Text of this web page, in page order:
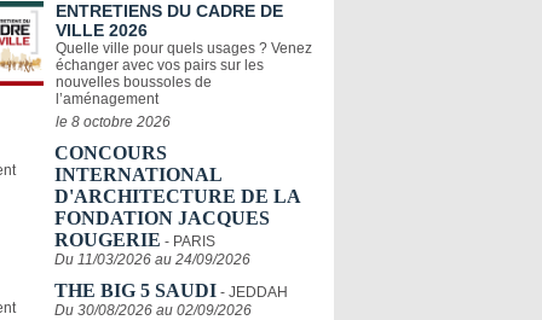
ENTRETIENS DU CADRE DE
VILLE 2026
Quelle ville pour quels usages ? Venez
échanger avec vos pairs sur les
nouvelles boussoles de
l’aménagement
le 8 octobre 2026
CONCOURS
INTERNATIONAL
D'ARCHITECTURE DE LA
FONDATION JACQUES
ROUGERIE - PARIS
Du 11/03/2026 au 24/09/2026
THE BIG 5 SAUDI - JEDDAH
Du 30/08/2026 au 02/09/2026